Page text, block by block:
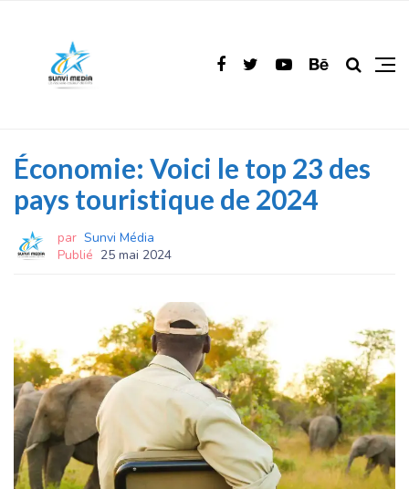
Économie: Voici le top 23 des
pays touristique de 2024
par Sunvi Média
Publié 25 mai 2024